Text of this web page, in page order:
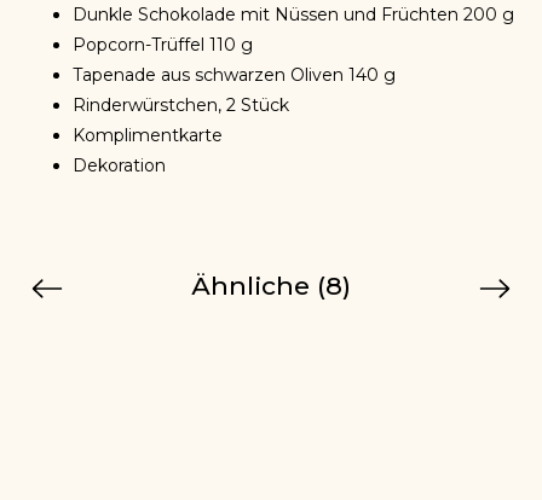
Dunkle Schokolade mit Nüssen und Früchten 200 g
Popcorn-Trüffel 110 g
Tapenade aus schwarzen Oliven 140 g
Rinderwürstchen, 2 Stück
Komplimentkarte
Dekoration
Ähnliche (8)
Previous Next